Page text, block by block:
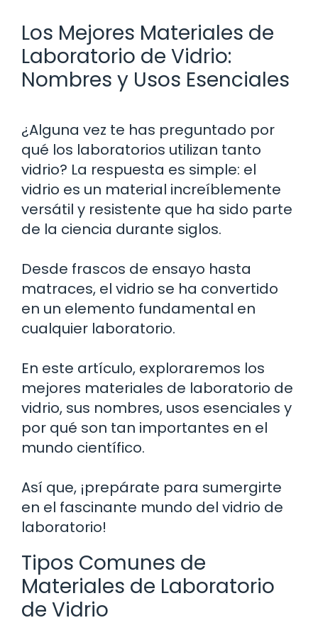
Los Mejores Materiales de
Laboratorio de Vidrio:
Nombres y Usos Esenciales
¿Alguna vez te has preguntado por
qué los laboratorios utilizan tanto
vidrio? La respuesta es simple: el
vidrio es un material increíblemente
versátil y resistente que ha sido parte
de la ciencia durante siglos.
Desde frascos de ensayo hasta
matraces, el vidrio se ha convertido
en un elemento fundamental en
cualquier laboratorio.
En este artículo, exploraremos los
mejores materiales de laboratorio de
vidrio, sus nombres, usos esenciales y
por qué son tan importantes en el
mundo científico.
Así que, ¡prepárate para sumergirte
en el fascinante mundo del vidrio de
laboratorio!
Tipos Comunes de
Materiales de Laboratorio
de Vidrio